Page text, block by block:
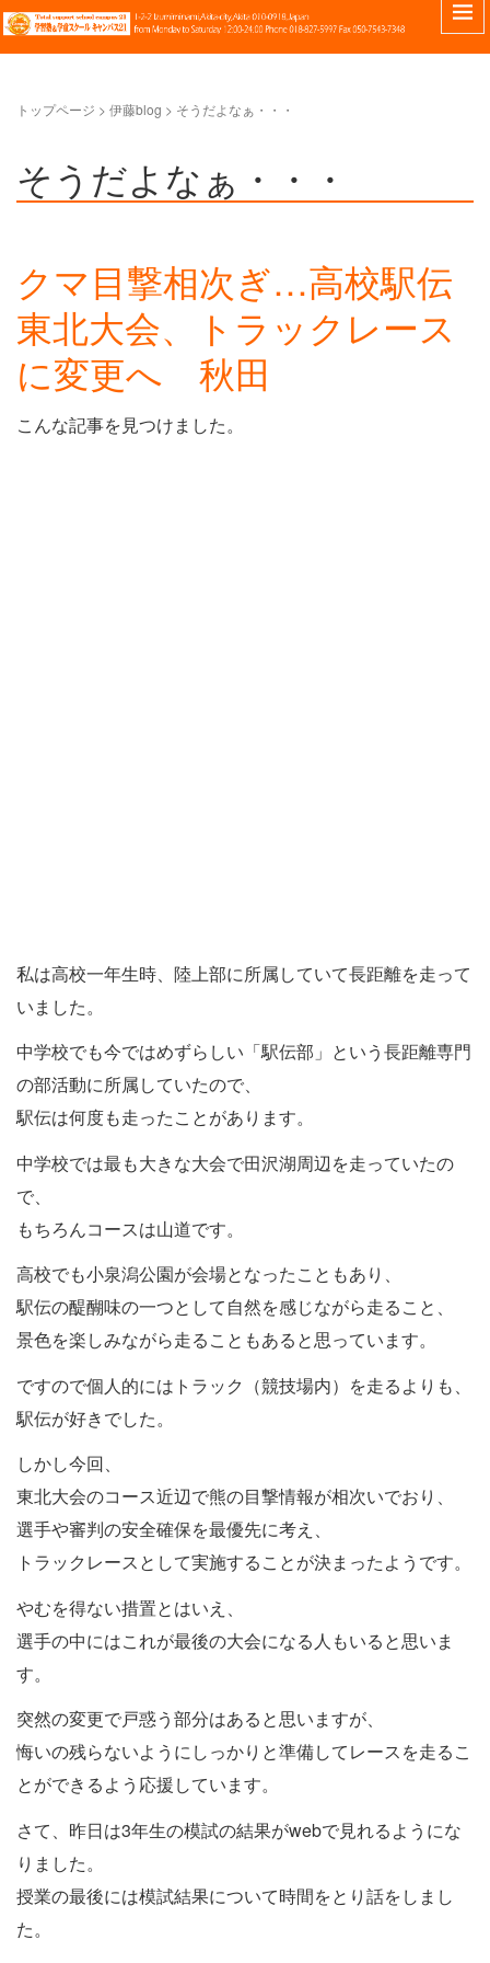
トップページ > 伊藤blog > そうだよなぁ・・・
そうだよなぁ・・・
クマ目撃相次ぎ…高校駅伝
東北大会、トラックレース
に変更へ 秋田
こんな記事を見つけました。
私は高校一年生時、陸上部に所属していて長距離を走って
いました。
中学校でも今ではめずらしい「駅伝部」という長距離専門
の部活動に所属していたので、
駅伝は何度も走ったことがあります。
中学校では最も大きな大会で田沢湖周辺を走っていたの
で、
もちろんコースは山道です。
高校でも小泉潟公園が会場となったこともあり、
駅伝の醍醐味の一つとして自然を感じながら走ること、
景色を楽しみながら走ることもあると思っています。
ですので個人的にはトラック（競技場内）を走るよりも、
駅伝が好きでした。
しかし今回、
東北大会のコース近辺で熊の目撃情報が相次いでおり、
選手や審判の安全確保を最優先に考え、
トラックレースとして実施することが決まったようです。
やむを得ない措置とはいえ、
選手の中にはこれが最後の大会になる人もいると思いま
す。
突然の変更で戸惑う部分はあると思いますが、
悔いの残らないようにしっかりと準備してレースを走るこ
とができるよう応援しています。
さて、昨日は3年生の模試の結果がwebで見れるようにな
りました。
授業の最後には模試結果について時間をとり話をしまし
た。